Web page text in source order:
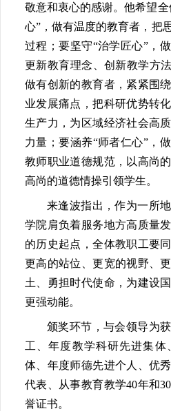
敬意和衷心的感谢。他希望
心”，做有温度的教育者，把
过程；要坚守“治学匠心”，
更新教育理念、创新教学方
做有创新的教育者，紧紧围
业发展痛点，把科研优势转
生产力，为区域经济社会高
力量；要涵养“师者仁心”，
教师职业道德规范，以高尚
高尚的道德情操引领学生。
来逢波指出，作为一所
学院肩负着服务地方高质量
的历史起点，全体教职工要
更高的站位、更宽的视野、
土、勇担时代使命，为建设
更强动能。
颁奖环节，与会领导为
工、年度教学科研先进集
体、年度师德先进个人、优
代表、从事教育教学40年和
誉证书。